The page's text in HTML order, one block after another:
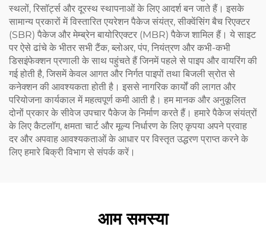
स्थलों, रिसॉर्ट्स और दूरस्थ स्थापनाओं के लिए आदर्श बन जाते हैं। इसके
सामान्य प्रकारों में विस्तारित एयरेशन पैकेज संयंत्र, सीक्वेंसिंग बैच रिएक्टर
(SBR) पैकेज और मेम्ब्रेन बायोरिएक्टर (MBR) पैकेज शामिल हैं। ये साइट
पर ऐसे ढांचे के भीतर सभी टैंक, ब्लोअर, पंप, नियंत्रण और कभी-कभी
डिसइंफेक्शन प्रणाली के साथ पहुंचते हैं जिनमें पहले से पाइप और वायरिंग की
गई होती है, जिसमें केवल आगत और निर्गत पाइपों तथा बिजली स्रोत से
कनेक्शन की आवश्यकता होती है। इससे नागरिक कार्यों की लागत और
परियोजना कार्यकाल में महत्वपूर्ण कमी आती है। हम मानक और अनुकूलित
दोनों प्रकार के सीवेज उपचार पैकेज के निर्माण करते हैं। हमारे पैकेज संयंत्रों
के लिए कैटलॉग, क्षमता चार्ट और मूल्य निर्धारण के लिए कृपया अपने प्रवाह
दर और अपवाह आवश्यकताओं के आधार पर विस्तृत उद्धरण प्राप्त करने के
लिए हमारे बिक्री विभाग से संपर्क करें।
आम समस्या